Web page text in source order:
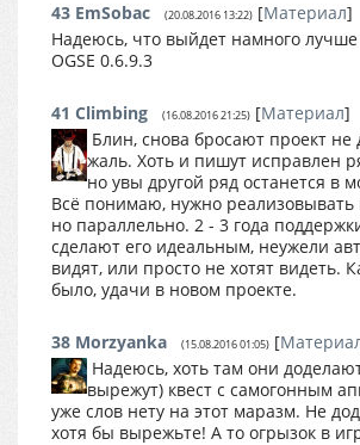
43 EmSobac (20.08.2016 13:22) [Материал]
Надеюсь, что выйдет намного
OGSE 0.6.9.3
41 Climbing (16.08.2016 21:25) [Материал]
Блин, снова бросают проект
жаль. Хоть и пишут исправлен
но увы другой ряд останется в
Всё понимаю, нужно
но параллельно. 2 - 3 года
сделают его идеальным, неужели
видят, или просто не хотят видеть.
было, удачи в новом проекте.
38 Morzyanka (15.08.2016 01:05) [
Надеюсь, хоть там они
вырежут) квест с самогонным
уже слов нету на этот маразм. Не
хотя бы вырежьте! А то огрызок в